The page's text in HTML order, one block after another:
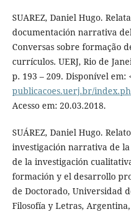
SUAREZ, Daniel Hugo.
documentación narrativa
Conversas sobre formação
currículos. UERJ, Rio de
p. 193 – 209. Disponível em:
publicacoes.uerj.br/
Acesso em: 20.03.2018.
SUÁREZ, Daniel Hugo.
investigación narrativa de
de la investigación
formación y el desarrollo
de Doctorado, Universidad
Filosofía y Letras, Argentina,